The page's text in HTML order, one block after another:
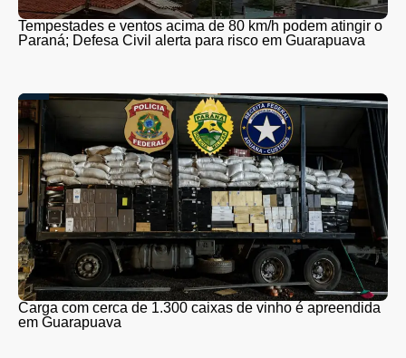
Tempestades e ventos acima de 80 km/h podem atingir o
Paraná; Defesa Civil alerta para risco em Guarapuava
Carga com cerca de 1.300 caixas de vinho é apreendida
em Guarapuava